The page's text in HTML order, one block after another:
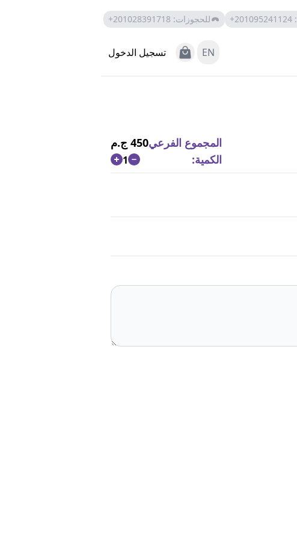
:
+201095241124 للحجوزات:
+201028391718
EN
View Cartتسجيل الدخول
المجموع الفرعي450 ج.م
الكمية:
1